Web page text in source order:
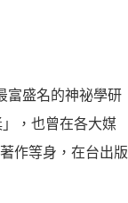
富盛名的神祕學研
，也曾在各大媒
作等身，在台出版